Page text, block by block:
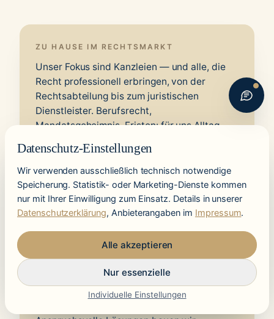
ZU HAUSE IM RECHTSMARKT
Unser Fokus sind Kanzleien — und alle, die
Recht professionell erbringen, von der
Rechtsabteilung bis zum juristischen
Dienstleister. Berufsrecht,
Mandatsgeheimnis, Fristen: für uns Alltag,
BERATUNG UND UMSETZUNG
Wir hören nicht beim Konzept auf. Priorisierte
Maßnahmen werden gemeinsam mit Ihrer
Kanzlei umgesetzt, bis sie im Alltag tragen.
ENTWICKELT IN DEUTSCHLAND
Datenschutz-Einstellungen
Wir verwenden ausschließlich technisch notwendige
Speicherung. Statistik- oder Marketing-Dienste kommen
nur mit Ihrer Einwilligung zum Einsatz. Details in unserer
Datenschutzerklärung, Anbieterangaben im Impressum.
Alle akzeptieren
Nur essenzielle
Individuelle Einstellungen